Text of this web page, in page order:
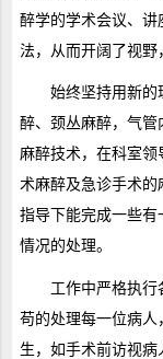
醉学的学术会议、
法，从而开阔了视野
始终坚持用新的
醉、颈丛麻醉，气
麻醉技术，在科室
术麻醉及急诊手术
指导下能完成一些
情况的处理。
工作中严格执
苟的处理每一位病
生，如手术前访视